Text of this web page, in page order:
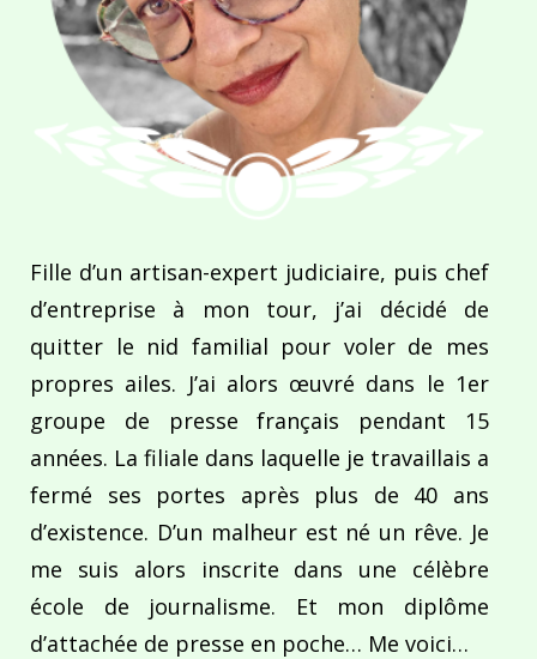
Fille d’un artisan-expert judiciaire, puis chef
d’entreprise à mon tour, j’ai décidé de
quitter le nid familial pour voler de mes
propres ailes. J’ai alors œuvré dans le 1er
groupe de presse français pendant 15
années. La filiale dans laquelle je travaillais a
fermé ses portes après plus de 40 ans
d’existence. D’un malheur est né un rêve. Je
me suis alors inscrite dans une célèbre
école de journalisme. Et mon diplôme
d’attachée de presse en poche… Me voici…